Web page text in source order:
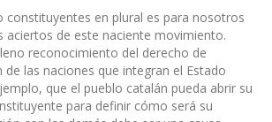
constituyentes en plural es para nosotros
aciertos de este naciente movimiento.
reconocimiento del derecho de
las naciones que integran el Estado
que el pueblo catalán pueda abrir su
para definir cómo será su